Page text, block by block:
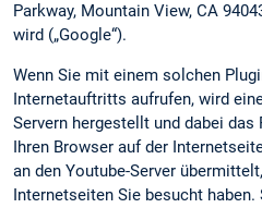
Parkway, Mountain View, CA
wird („Google“).
Wenn Sie mit einem solchen
Internetauftritts aufrufen, wird
Servern hergestellt und dabei
Ihren Browser auf der
an den Youtube-Server
Internetseiten Sie besucht